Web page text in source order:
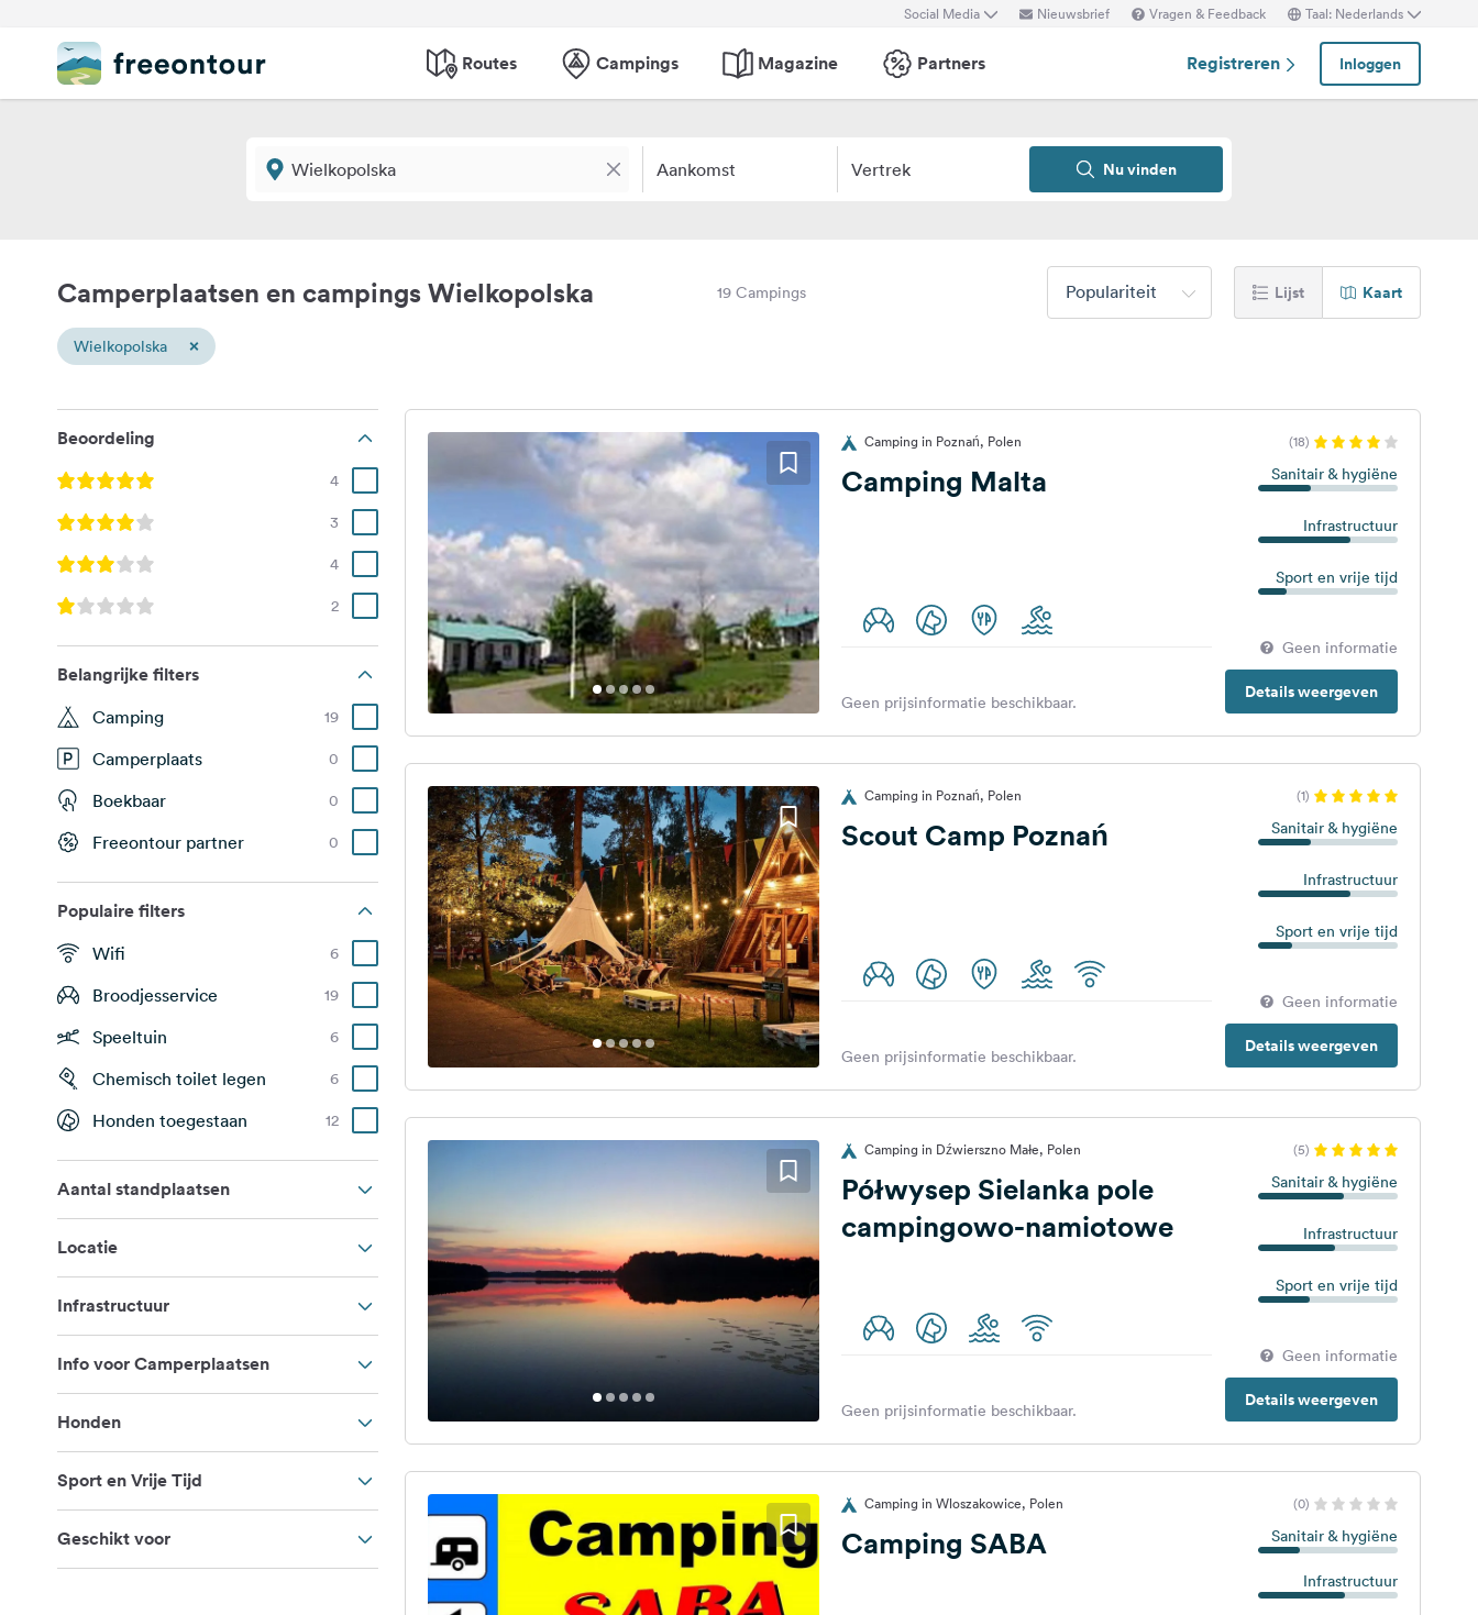
Social Media Nieuwsbrief Vragen & Feedback Taal: Nederlands
Routes Campings Magazine Partners Registreren Inloggen
Aankomst Vertrek Nu vinden
Camperplaatsen en campings Wielkopolska 19 Campings Populariteit Lijst Kaart
Wielkopolska ×
Beoordeling
4
3
4
2
Belangrijke filters
Camping 19
Camperplaats 0
Boekbaar 0
Freeontour partner 0
Populaire filters
Wifi 6
Broodjesservice 19
Speeltuin 6
Chemisch toilet legen 6
Honden toegestaan 12
Aantal standplaatsen
Locatie
Infrastructuur
Info voor Camperplaatsen
Honden
Sport en Vrije Tijd
Geschikt voor
Camping in Poznań, Polen (18)
Camping Malta Sanitair & hygiëne
Infrastructuur
Sport en vrije tijd
Geen informatie
Details weergeven
Geen prijsinformatie beschikbaar.
Camping in Poznań, Polen (1)
Scout Camp Poznań Sanitair & hygiëne
Infrastructuur
Sport en vrije tijd
Geen informatie
Details weergeven
Geen prijsinformatie beschikbaar.
Camping in Dźwierszno Małe, Polen (5)
Półwysep Sielanka pole
campingowo-namiotowe
Sanitair & hygiëne
Infrastructuur
Sport en vrije tijd
Geen informatie
Details weergeven
Geen prijsinformatie beschikbaar.
Camping in Wloszakowice, Polen (0)
Camping SABA Sanitair & hygiëne
Infrastructuur